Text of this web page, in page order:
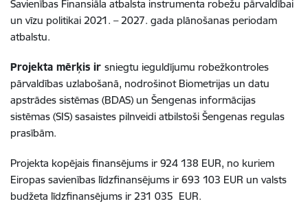
Savienības Finansiāla atbalsta instrumenta robežu pārvaldībai
un vīzu politikai 2021. – 2027. gada plānošanas periodam
atbalstu.
Projekta mērķis ir sniegtu ieguldījumu robežkontroles
pārvaldības uzlabošanā, nodrošinot Biometrijas un datu
apstrādes sistēmas (BDAS) un Šengenas informācijas
sistēmas (SIS) sasaistes pilnveidi atbilstoši Šengenas regulas
prasībām.
Projekta kopējais finansējums ir 924 138 EUR, no kuriem
Eiropas savienības līdzfinansējums ir 693 103 EUR un valsts
budžeta līdzfinansējums ir 231 035 EUR.